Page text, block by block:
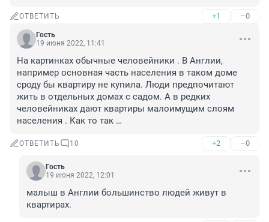
ОТВЕТИТЬ +1 –0
Гость
19 июня 2022, 11:41
На картинках обычные человейники . В Англии,
например основная часть населения в таком доме
сроду бы квартиру не купила. Люди предпочитают
жить в отдельных домах с садом. А в редких
человейниках дают квартиры малоимущим слоям
населения . Как то так …
ОТВЕТИТЬ 10 +2 –0
Гость
19 июня 2022, 12:01
малыш в Англии большинство людей живут в
квартирах.